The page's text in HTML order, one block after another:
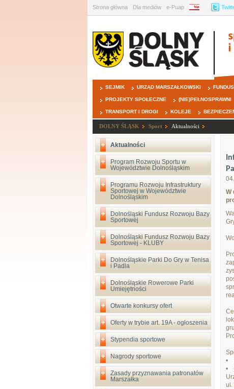
Strona główna Dla mediów e-Puap BIP
SEJMIK URZĄD MARSZAŁKOWSKI
PROJEKTY SPOŁECZNE (NIE)PEŁNOSPRAWNI
TRANSPORT I DROGI KOLEJE
DOLNY ŚLĄSK Sport Aktualności
Aktualności
Program Rozwoju Sportu w
Województwie Dolnośląskim
Programu Rozwoju Infrastruktury
Sportowej w Województwie
Dolnośląskim
Dolnośląski Fundusz Rozwoju Bazy
Sportowej
Dolnośląski Fundusz Rozwoju Bazy
Sportowej - KLUBY
Dolnośląskie Parki Do Gry w Tenisa
i Padla
Dolnośląskie Rowerowe Parki
Umiejętności
Otwarte konkursy ofert
Oferty w trybie art. 19A - ogłoszenia
Stypendia sportowe
Nagrody sportowe
Zasady przyznawania patronatów
Marszałka
W
•
•
ul.